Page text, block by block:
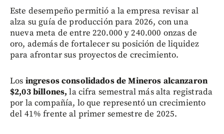
Este desempeño permitió a la empresa revisar al
alza su guía de producción para 2026, con una
nueva meta de entre 220.000 y 240.000 onzas de
oro, además de fortalecer su posición de liquidez
para afrontar sus proyectos de crecimiento.
Los ingresos consolidados de Mineros alcanzaron
$2,03 billones,la cifra semestral más alta registrada
por la compañía, lo que representó un crecimiento
del 41% frente al primer semestre de 2025.